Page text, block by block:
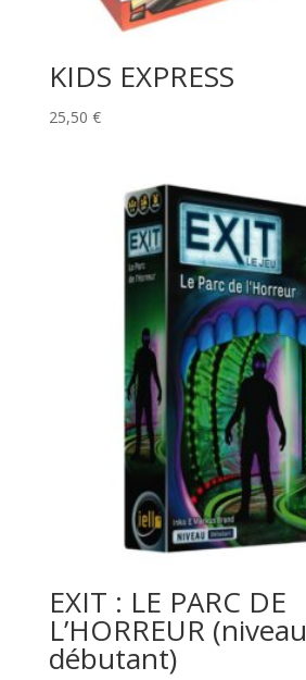
KIDS EXPRESS
25,50 €
EXIT : LE PARC DE
L’HORREUR (niveau
débutant)